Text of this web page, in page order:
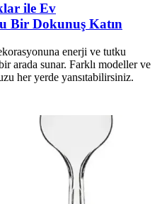
ile Ev
Bir Dokunuş Katın
enerji ve tutku
arada sunar. Farklı modeller ve
her yerde yansıtabilirsiniz.